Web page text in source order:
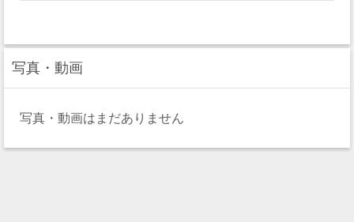
写真・動画
写真・動画はまだありません